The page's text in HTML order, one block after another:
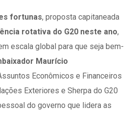
fortunas, proposta capitaneada
rotativa do G20 neste ano,
escala global para que seja bem-
Maurício
Econômicos e Financeiros
Exteriores e Sherpa do G20
do governo que lidera as